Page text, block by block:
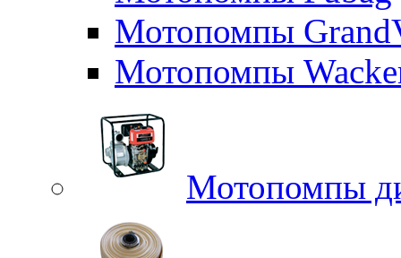
Мотопомпы
Мотопомпы
Мотопомпы